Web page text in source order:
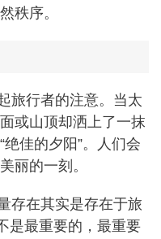
秩序。
旅行者的注意。当太
或山顶却洒上了一抹
佳的夕阳”。人们会
丽的一刻。
存在其实是存在于旅
是最重要的，最重要